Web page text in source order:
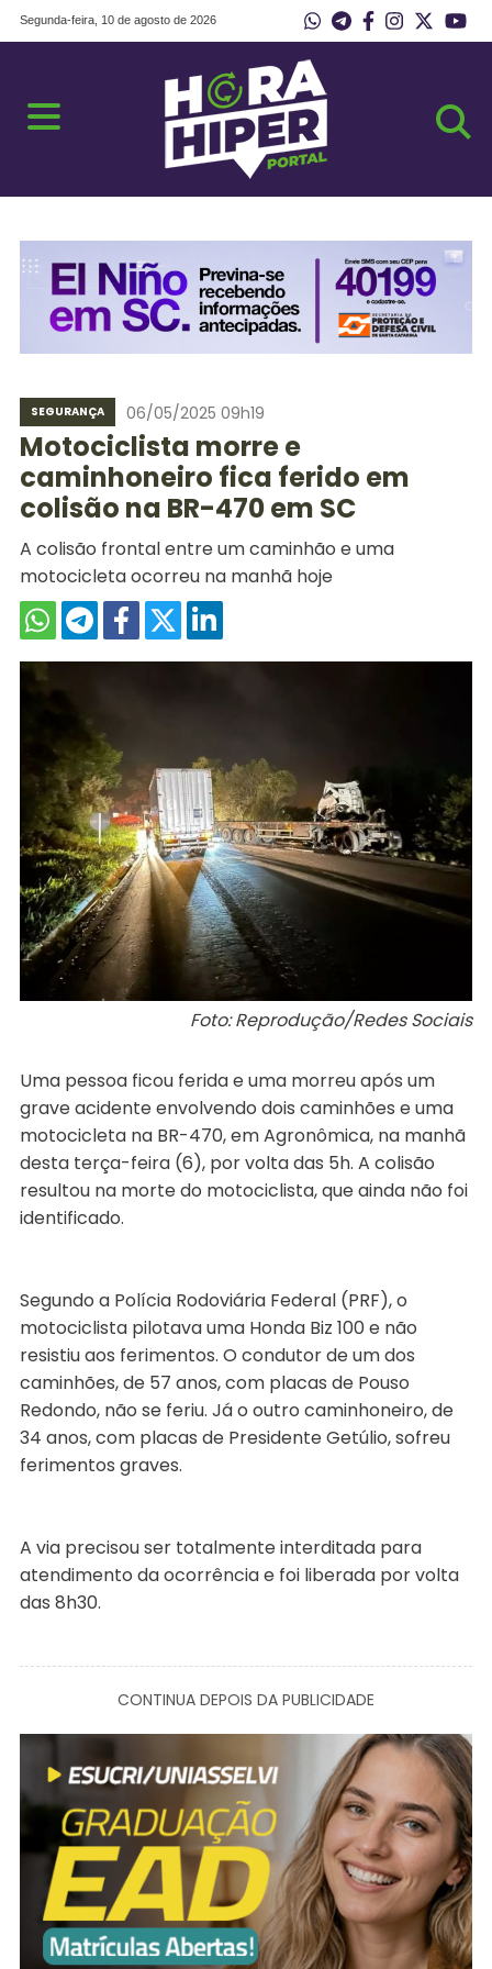
Segunda-feira, 10 de agosto de 2026
SEGURANÇA 06/05/2025 09h19
Motociclista morre e
caminhoneiro fica ferido em
colisão na BR-470 em SC
A colisão frontal entre um caminhão e uma
motocicleta ocorreu na manhã hoje
Foto: Reprodução/Redes Sociais
Uma pessoa ficou ferida e uma morreu após um
grave acidente envolvendo dois caminhões e uma
motocicleta na BR-470, em Agronômica, na manhã
desta terça-feira (6), por volta das 5h. A colisão
resultou na morte do motociclista, que ainda não foi
identificado.
Segundo a Polícia Rodoviária Federal (PRF), o
motociclista pilotava uma Honda Biz 100 e não
resistiu aos ferimentos. O condutor de um dos
caminhões, de 57 anos, com placas de Pouso
Redondo, não se feriu. Já o outro caminhoneiro, de
34 anos, com placas de Presidente Getúlio, sofreu
ferimentos graves.
A via precisou ser totalmente interditada para
atendimento da ocorrência e foi liberada por volta
das 8h30.
CONTINUA DEPOIS DA PUBLICIDADE